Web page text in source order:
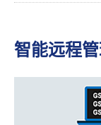
智能远程